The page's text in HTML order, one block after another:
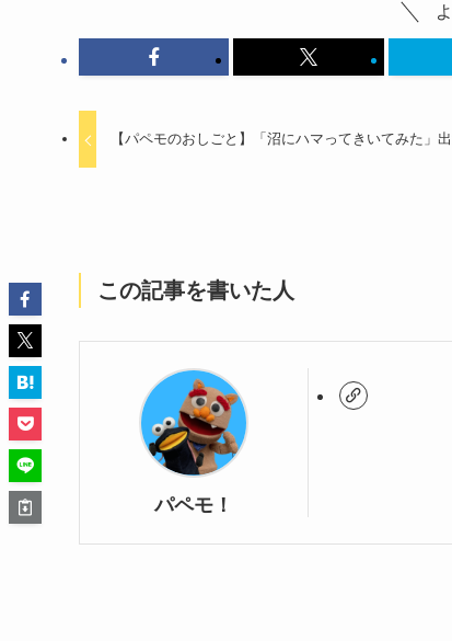
【パペモのおしごと】「沼にハマってきいてみた」
この記事を書いた人
パペモ！